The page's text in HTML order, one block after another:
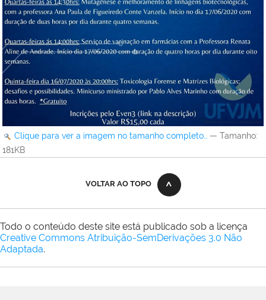
Clique para ver a imagem no tamanho completo… — Tamanho:
181KB
VOLTAR AO TOPO
Todo o conteúdo deste site está publicado sob a licença
Creative Commons Atribuição-SemDerivações 3.0 Não
Adaptada.